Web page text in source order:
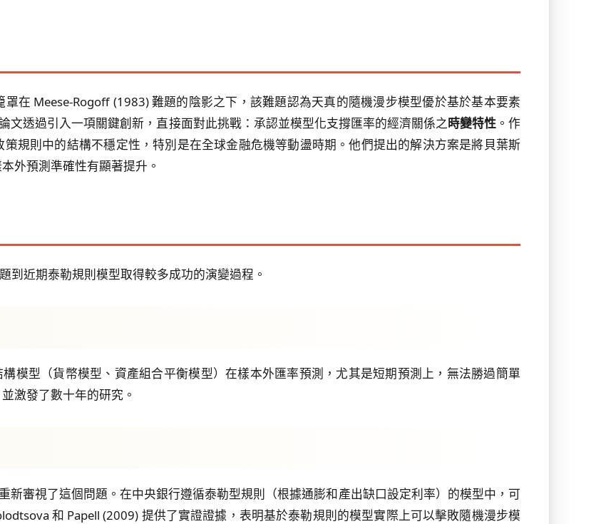
在 Meese-Rogoff (1983) 難題的陰影之下，該難題認為天真的隨機漫步模型優於基於基本要素
文透過引入一項關鍵創新，直接面對此挑戰：承認並模型化支撐匯率的經濟關係之時變特性 。作
規則中的結構不穩定性，特別是在全球金融危機等動盪時期。他們提出的解決方案是將貝葉斯
外預測準確性有顯著提升。
到近期泰勒規則模型取得較多成功的演變過程。
模型（貨幣模型、資產組合平衡模型）在樣本外匯率預測，尤其是短期預測上，無法勝過簡單
激發了數十年的研究。
新審視了這個問題。在中央銀行遵循泰勒型規則（根據通膨和產出缺口設定利率）的模型中，可
和 Papell (2009) 提供了實證證據，表明基於泰勒規則的模型實際上可以擊敗隨機漫步模